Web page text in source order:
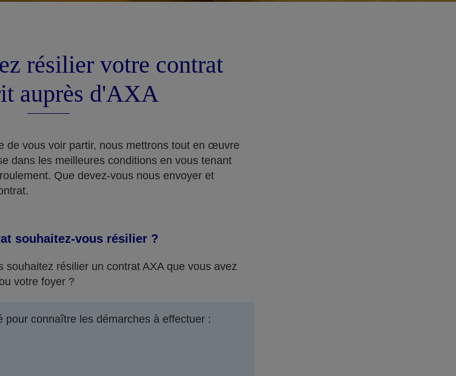
résilier votre contrat
auprès d'AXA
de vous voir partir, nous mettrons tout en œuvre
dans les meilleures conditions en vous tenant
Que devez-vous nous envoyer et
souhaitez-vous résilier ?
souhaitez résilier un contrat AXA que vous avez
votre foyer ?
pour connaître les démarches à effectuer :